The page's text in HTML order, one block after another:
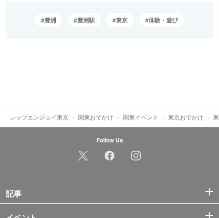
豊洲 豊洲駅 東京 体験・遊び
レッツエンジョイ東京 関東おでかけ 関東イベント 東京おでかけ
Follow Us
記事